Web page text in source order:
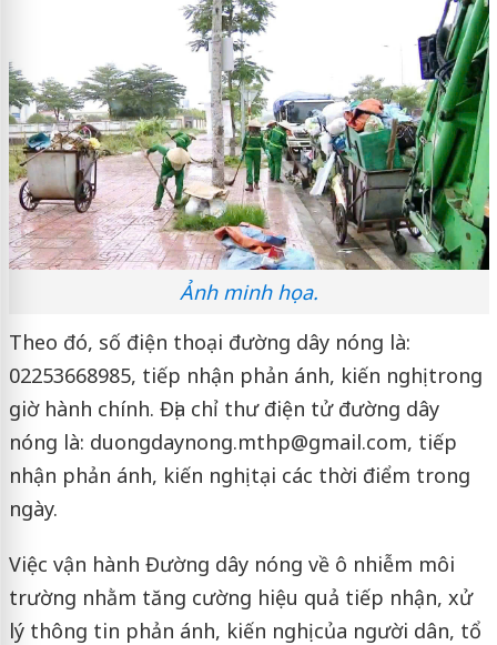
Ảnh minh họa.
Theo đó, số điện thoại đường dây nóng là:
02253668985, tiếp nhận phản ánh, kiến nghị trong
giờ hành chính. Địa chỉ thư điện tử đường dây
nóng là: duongdaynong.mthp@gmail.com, tiếp
nhận phản ánh, kiến nghị tại các thời điểm trong
ngày.
Việc vận hành Đường dây nóng về ô nhiễm môi
trường nhằm tăng cường hiệu quả tiếp nhận, xử
lý thông tin phản ánh, kiến nghị của người dân, tổ